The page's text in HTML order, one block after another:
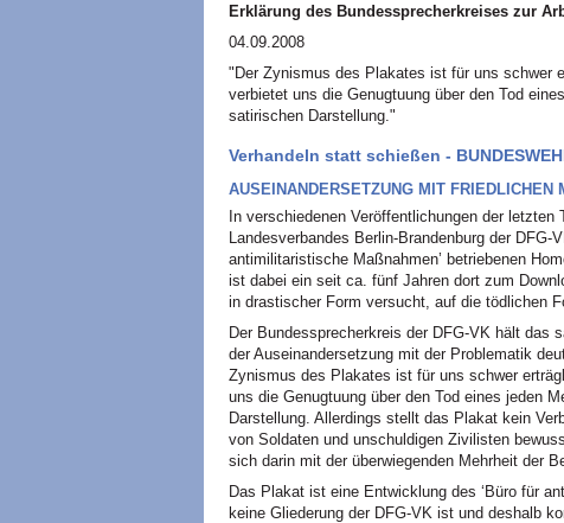
Erklärung des Bundessprecherkreises zur
04.09.2008
"Der Zynismus des Plakates ist für uns schwer
verbietet uns die Genugtuung über den Tod
satirischen Darstellung."
Verhandeln statt schießen -
AUSEINANDERSETZUNG MIT FRIEDLICHEN
In verschiedenen Veröffentlichungen der letzten
Landesverbandes Berlin-Brandenburg der
antimilitaristische Maßnahmen’ betriebenen
ist dabei ein seit ca. fünf Jahren dort zum
in drastischer Form versucht, auf die tödlichen
Der Bundessprecherkreis der DFG-VK hält das
der Auseinandersetzung mit der Problematik
Zynismus des Plakates ist für uns schwer
uns die Genugtuung über den Tod eines jeden
Darstellung. Allerdings stellt das Plakat kein
von Soldaten und unschuldigen Zivilisten
sich darin mit der überwiegenden Mehrheit der
Das Plakat ist eine Entwicklung des ‘Büro für
keine Gliederung der DFG-VK ist und deshalb